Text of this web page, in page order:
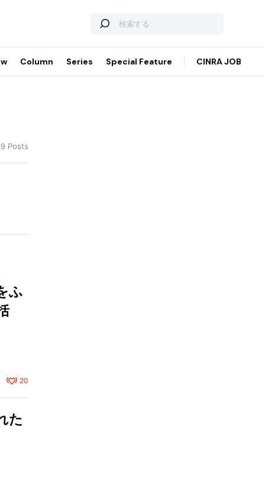
Column Series Special Feature CINRA JOB
Posts
ふ
20
た